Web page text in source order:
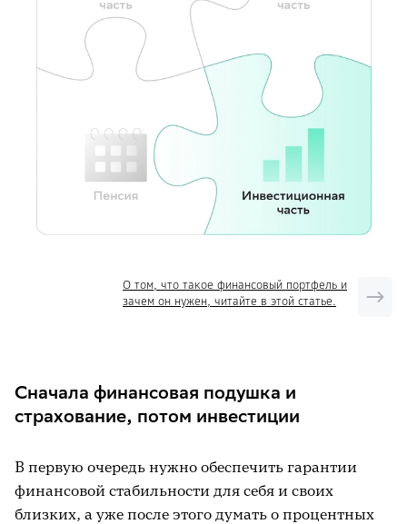
О том, что такое финансовый портфель и
зачем он нужен, читайте в этой статье.
Сначала финансовая подушка и
страхование, потом инвестиции
В первую очередь нужно обеспечить гарантии
финансовой стабильности для себя и своих
близких, а уже после этого думать о процентных